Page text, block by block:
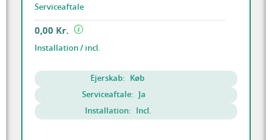
Serviceaftale
0,00 Kr.
Installation / incl.
Ejerskab: Køb
Serviceaftale: Ja
Installation: Incl.